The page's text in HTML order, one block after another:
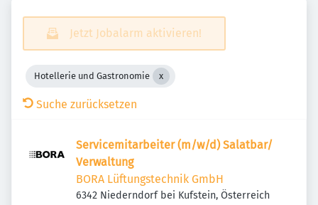
Jetzt Jobalarm aktivieren!
Hotellerie und Gastronomie
Suche zurücksetzen
Servicemitarbeiter (m/w/d) Salatbar/
Verwaltung
BORA Lüftungstechnik GmbH
6342 Niederndorf bei Kufstein, Österreich